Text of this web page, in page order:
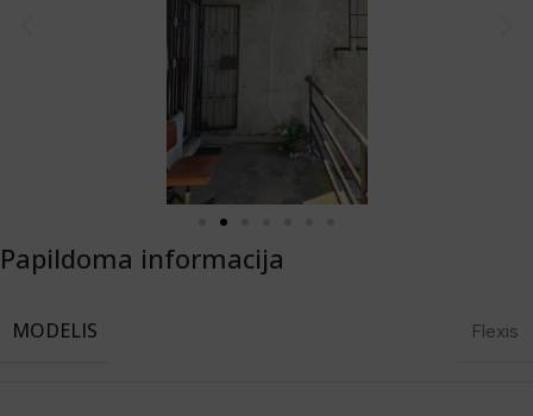
Papildoma informacija
MODELIS Flexis